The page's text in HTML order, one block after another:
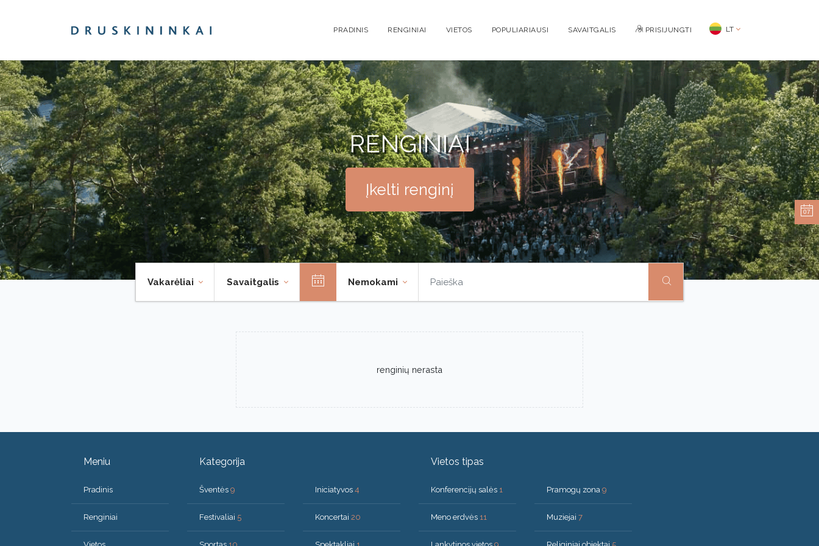
PRADINIS RENGINIAI VIETOS POPULIARIAUSI SAVAITGALIS PRISIJUNGTI LT
RENGINIAI
Įkelti renginį
Vakarėliai Savaitgalis Nemokami
renginių nerasta
Meniu
Pradinis
Renginiai
Kategorija
Šventės 9
Festivaliai 5
Iniciatyvos 4
Koncertai 20
Vietos tipas
Konferencijų salės 1
Meno erdvės 11
Pramogų zona 9
Muziejai 7
07